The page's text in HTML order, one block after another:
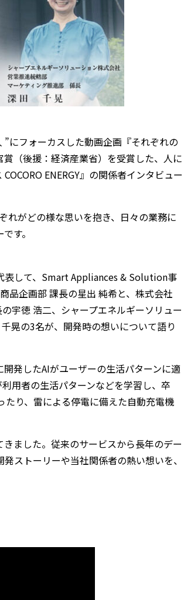
にフォーカスした動画企画『それぞれの
（後援：経済産業省）を受賞した、人に
ENERGY』の関係者インタビュー
れがどの様な思いを抱き、日々の業務に
す。
表して、Smart Appliances & Solution事
品企画部 課長の星出 純希と、株式会社
宇徳 浩二、シャープエネルギーソリュー
晃の3名が、開発時の想いについて語り
開発したAIがユーザーの生活パターンに適
用者の生活パターンなどを学習し、卒
り、雷による停電に備えた自動充電機
ました。従来のサービスから長年のデー
ストーリーや当社関係者の熱い想いを、